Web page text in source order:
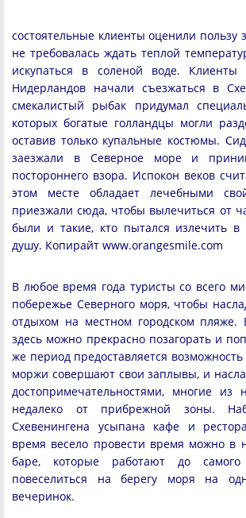
состоятельные клиенты оценили пользу
не требовалась ждать теплой
искупаться в соленой воде. Клиенты
Нидерландов начали съезжаться в
смекалистый рыбак придумал
которых богатые голландцы могли
оставив только купальные костюмы.
заезжали в Северное море и
постороннего взора. Испокон веков
этом месте обладает лечебными
приезжали сюда, чтобы вылечиться от
были и такие, кто пытался излечить в
душу. Копирайт www.orangesmile.com
В любое время года туристы со всего
побережье Северного моря, чтобы
отдыхом на местном городском
здесь можно прекрасно позагорать и
же период предоставляется
моржи совершают свои заплывы, и
достопримечательностями, многие из
недалеко от прибрежной зоны.
Схевенингена усыпана кафе и
время весело провести время можно в
баре, которые работают до
повеселиться на берегу моря на
вечеринок.